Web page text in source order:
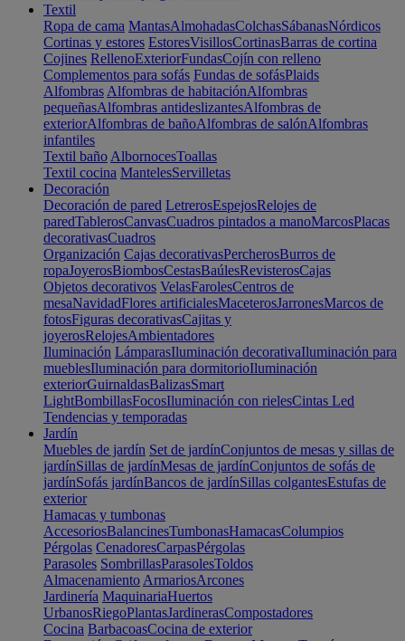
Textil
Ropa de cama MantasAlmohadasColchasSábanasNórdicos
Cortinas y estores EstoresVisillosCortinasBarras de cortina
Cojines RellenoExteriorFundasCojín con relleno
Complementos para sofás Fundas de sofásPlaids
Alfombras Alfombras de habitaciónAlfombras
pequeñasAlfombras antideslizantesAlfombras de
exteriorAlfombras de bañoAlfombras de salónAlfombras
infantiles
Textil baño AlbornocesToallas
Textil cocina MantelesServilletas
Decoración
Decoración de pared LetrerosEspejosRelojes de
paredTablerosCanvasCuadros pintados a manoMarcosPlacas
decorativasCuadros
Organización Cajas decorativasPercherosBurros de
ropaJoyerosBiombosCestasBaúlesRevisterosCajas
Objetos decorativos VelasFarolesCentros de
mesaNavidadFlores artificialesMaceterosJarronesMarcos de
fotosFiguras decorativasCajitas y
joyerosRelojesAmbientadores
Iluminación LámparasIluminación decorativaIluminación para
mueblesIluminación para dormitorioIluminación
exteriorGuirnaldasBalizasSmart
LightBombillasFocosIluminación con rielesCintas Led
Tendencias y temporadas
Jardín
Muebles de jardín Set de jardínConjuntos de mesas y sillas de
jardínSillas de jardínMesas de jardínConjuntos de sofás de
jardínSofás jardínBancos de jardínSillas colgantesEstufas de
exterior
Hamacas y tumbonas
AccesoriosBalancinesTumbonasHamacasColumpios
Pérgolas CenadoresCarpasPérgolas
Parasoles SombrillasParasolesToldos
Almacenamiento ArmariosArcones
Jardinería MaquinariaHuertos
UrbanosRiegoPlantasJardinerasCompostadores
Cocina BarbacoasCocina de exterior